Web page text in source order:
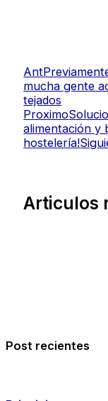
Ant
mucha gente
tejados
Proximo
alimentación y
hostelería!
Articulos
Post recientes